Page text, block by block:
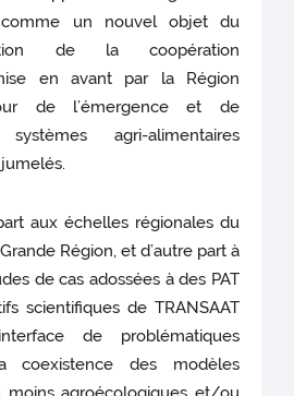
comme un nouvel objet du
de la coopération
en avant par la Région
de l’émergence et de
agri-alimentaires
aux échelles régionales du
Région, et d’autre part à
de cas adossées à des PAT
scientifiques de TRANSAAT
de problématiques
des modèles